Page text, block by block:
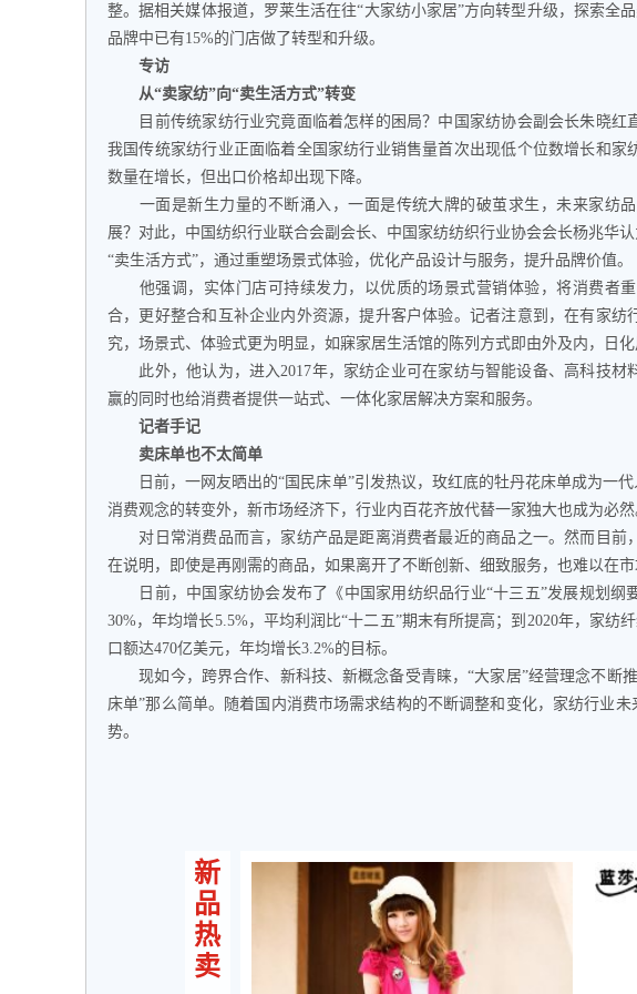
整。据相关媒体报道，罗莱生活在往“大家纺小家居”方向转型升级，探索全
品牌中已有15%的门店做了转型和升级。
专访
从“卖家纺”向“卖生活方式”转变
目前传统家纺行业究竟面临着怎样的困局？中国家纺协会副会长朱晓红
我国传统家纺行业正面临着全国家纺行业销售量首次出现低个位数增长和
数量在增长，但出口价格却出现下降。
一面是新生力量的不断涌入，一面是传统大牌的破茧求生，未来家纺
展？对此，中国纺织行业联合会副会长、中国家纺纺织行业协会会长杨兆华
“卖生活方式”，通过重塑场景式体验，优化产品设计与服务，提升品牌价值。
他强调，实体门店可持续发力，以优质的场景式营销体验，将消费者
合，更好整合和互补企业内外资源，提升客户体验。记者注意到，在有家
究，场景式、体验式更为明显，如寐家居生活馆的陈列方式即由外及内，日
此外，他认为，进入2017年，家纺企业可在家纺与智能设备、高科技材
赢的同时也给消费者提供一站式、一体化家居解决方案和服务。
记者手记
卖床单也不太简单
日前，一网友晒出的“国民床单”引发热议，玫红底的牡丹花床单成为一代
消费观念的转变外，新市场经济下，行业内百花齐放代替一家独大也成为必然
对日常消费品而言，家纺产品是距离消费者最近的商品之一。然而目前
在说明，即使是再刚需的商品，如果离开了不断创新、细致服务，也难以在市
日前，中国家纺协会发布了《中国家用纺织品行业“十三五”发展规划纲
30%，年均增长5.5%，平均利润比“十二五”期末有所提高；到2020年，家纺
口额达470亿美元，年均增长3.2%的目标。
现如今，跨界合作、新科技、新概念备受青睐，“大家居”经营理念不断
床单”那么简单。随着国内消费市场需求结构的不断调整和变化，家纺行业
势。
新
品
热
卖